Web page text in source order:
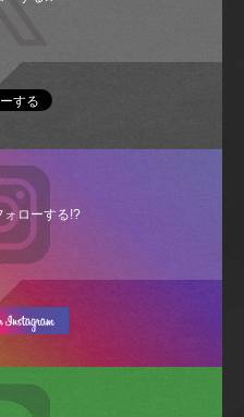
ォローする!?